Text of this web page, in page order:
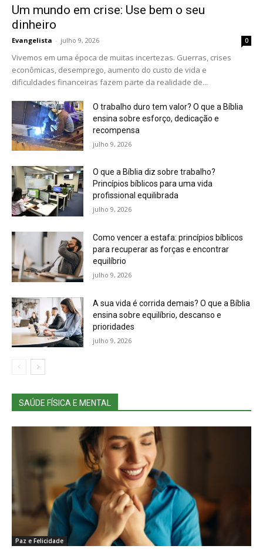
Um mundo em crise: Use bem o seu
dinheiro
Evangelista - julho 9, 2026 0
Vivemos em uma época de muitas incertezas. Guerras, crises
econômicas, desemprego, aumento do custo de vida e
dificuldades financeiras fazem parte da realidade de...
O trabalho duro tem valor? O que a Bíblia
ensina sobre esforço, dedicação e
recompensa
julho 9, 2026
O que a Bíblia diz sobre trabalho?
Princípios bíblicos para uma vida
profissional equilibrada
julho 9, 2026
Como vencer a estafa: princípios bíblicos
para recuperar as forças e encontrar
equilíbrio
julho 9, 2026
A sua vida é corrida demais? O que a Bíblia
ensina sobre equilíbrio, descanso e
prioridades
julho 9, 2026
SAÚDE FÍSICA E MENTAL
Paz e Felicidade